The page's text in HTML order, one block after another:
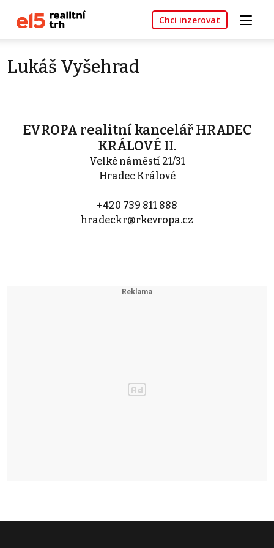
Chci inzerovat
Lukáš Vyšehrad
EVROPA realitní kancelář HRADEC
KRÁLOVÉ II.
Velké náměstí 21/31
Hradec Králové
+420 739 811 888
hradeckr@rkevropa.cz